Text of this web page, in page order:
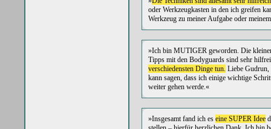
oder Werkzeugkasten in den ich greifen
Werkzeug zu meiner Aufgabe oder
»Ich bin MUTIGER geworden. Die
Tipps mit den Bodyguards sind sehr
verschiedensten Dinge tun. Liebe Gudrun,
kann sagen, dass ich einige wichtige
weiter gehen werde.«
»Insgesamt fand ich es eine SUPER Idee